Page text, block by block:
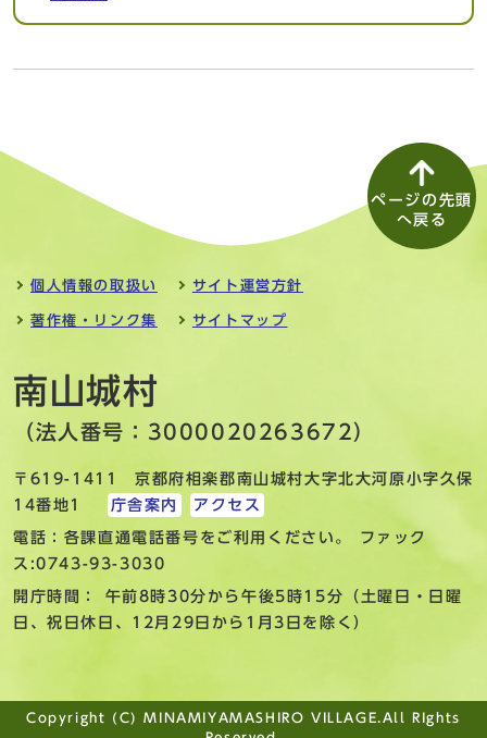
ページの先頭
へ戻る
個人情報の取扱い サイト運営方針
著作権・リンク集 サイトマップ
南山城村
（法人番号：3000020263672）
〒619-1411 京都府相楽郡南山城村大字北大河原小字久保
14番地1
庁舎案内 アクセス
電話：各課直通電話番号をご利用ください。 ファック
ス:0743-93-3030
開庁時間： 午前8時30分から午後5時15分（土曜日・日曜
日、祝日休日、12月29日から1月3日を除く）
Copyright (C) MINAMIYAMASHIRO VILLAGE.All RIghts